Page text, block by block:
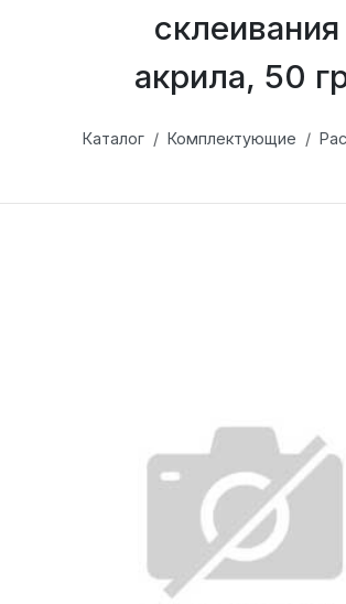
склеивания
акрила, 50
Каталог Комплектующие